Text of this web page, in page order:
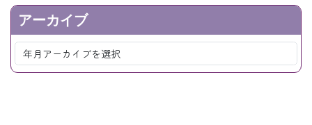
アーカイブ